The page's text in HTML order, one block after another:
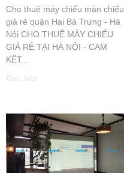
Cho thuê máy chiếu màn chiếu
giá rẻ quận Hai Bà Trưng - Hà
Nội CHO THUÊ MÁY CHIẾU
GIÁ RẺ TẠI HÀ NỘI - CAM
KẾT...
Đọc tiếp